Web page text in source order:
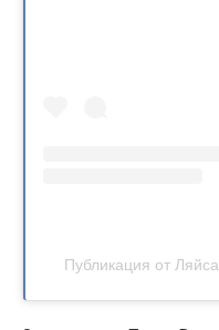
Публикация от